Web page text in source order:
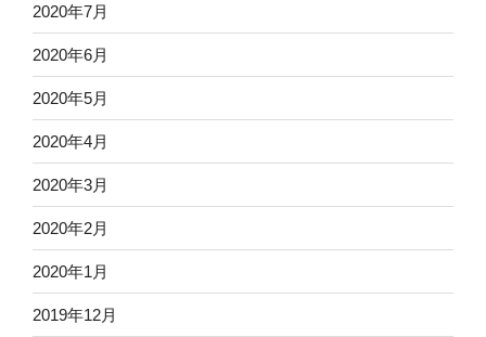
2020年7月
2020年6月
2020年5月
2020年4月
2020年3月
2020年2月
2020年1月
2019年12月